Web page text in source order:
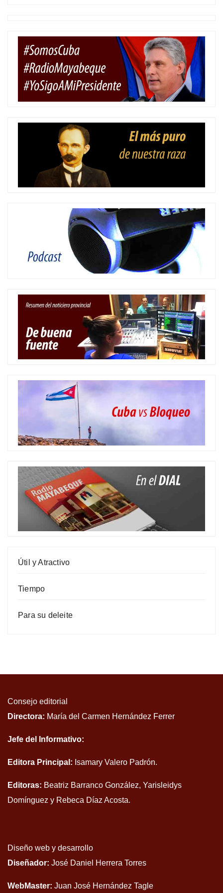
Útil y Atractivo
Tiempo
Para su deleite
Consejo editorial
Directora: María del Carmen Hernández Ferrer
Jefe del Informativo:
Editora Principal: Isamary Valero Padrón.
Editoras: Beatriz Barranco González, Yarisleidys
Domínguez y Rebeca Díaz Acosta.
Diseño web y desarrollo
Diseñador: José Daniel Herrera Torres
WebMaster: Juan José Hernández Tagle